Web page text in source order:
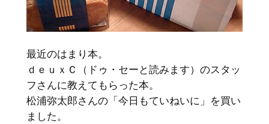
最近のはまり本。
ｄｅｕｘＣ（ドゥ・セーと読みます）のスタッ
フさんに教えてもらった本。
松浦弥太郎さんの「今日もていねいに」を買い
ました。